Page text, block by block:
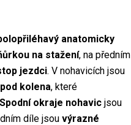
anatomicky
na stažení, na předním
jezdci. V nohavicích jsou
kolena, které
Spodní okraje nohavicjsou
díle jsou výrazné